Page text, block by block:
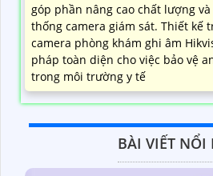
góp phần nâng cao chất lượng
thống camera giám sát. Thiết kế
camera phòng khám ghi âm
pháp toàn diện cho việc bảo vệ
trong môi trường y tế
BÀI VIẾT NỔI